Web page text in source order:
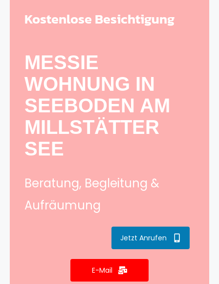
Kostenlose Besichtigung
MESSIE
WOHNUNG IN
SEEBODEN AM
MILLSTÄTTER
SEE
Beratung, Begleitung &
Aufräumung
Jetzt Anrufen
E-Mail